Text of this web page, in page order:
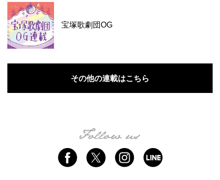
宝塚歌劇団OG
その他の連載はこちら